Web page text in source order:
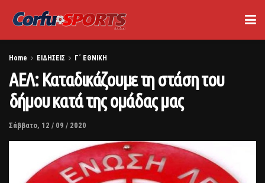
Home ΕΙΔΗΣΕΙΣ Γ΄ ΕΘΝΙΚΗ
ΑΕΛ: Καταδικάζουμε τη στάση του
δήμου κατά της ομάδας μας
Σάββατο, 12 / 09 / 2020